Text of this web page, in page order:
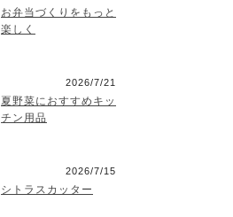
お弁当づくりをもっと
楽しく
2026/7/21
夏野菜におすすめキッ
チン用品
2026/7/15
シトラスカッター